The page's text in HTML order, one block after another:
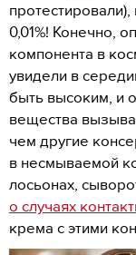
0,01%! Конечно,
компонента в
увидели в
быть высоким, и
вещества
чем другие
в несмываемой
лосьонах,
о случаях
крема с этими